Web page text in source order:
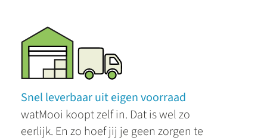
Snel leverbaar uit eigen voorraad
watMooi koopt zelf in. Dat is wel zo
eerlijk. En zo hoef jij je geen zorgen te